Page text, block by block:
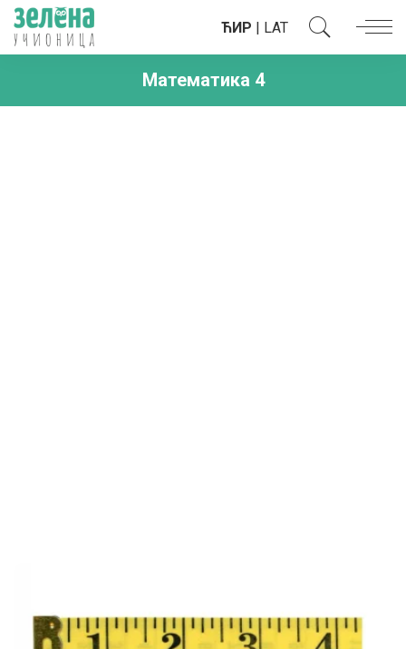
ЋИР | LAT
Математика 4